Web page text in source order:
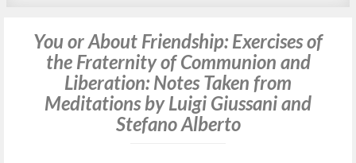
You or About Friendship: Exercises of
the Fraternity of Communion and
Liberation: Notes Taken from
Meditations by Luigi Giussani and
Stefano Alberto